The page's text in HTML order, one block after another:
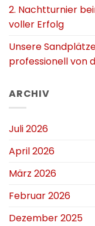
2. Nachtturnier
voller Erfolg
Unsere
professionell von
ARCHIV
Juli 2026
April 2026
März 2026
Februar 2026
Dezember 2025